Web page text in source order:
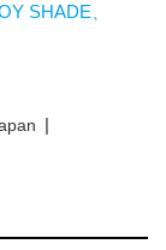
SHADE、